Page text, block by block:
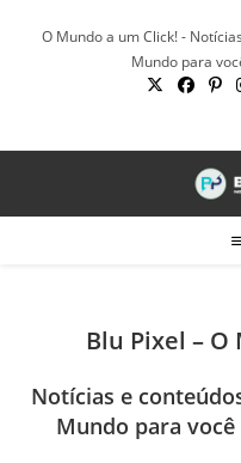
O Mundo a um Click! -
Mundo para
Blu Pixel –
Notícias e
Mundo para